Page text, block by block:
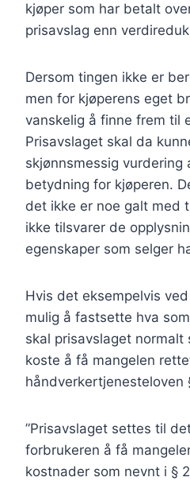
kjøper som har betalt
prisavslag enn
Dersom tingen ikke er
men for kjøperens eget
vanskelig å finne frem til
Prisavslaget skal da
skjønnsmessig vurdering
betydning for kjøperen.
det ikke er noe galt med
ikke tilsvarer de
egenskaper som selger
Hvis det eksempelvis
mulig å fastsette hva
skal prisavslaget
koste å få mangelen
håndverkertjenesteloven
”Prisavslaget settes til
forbrukeren å få
kostnader som nevnt i §